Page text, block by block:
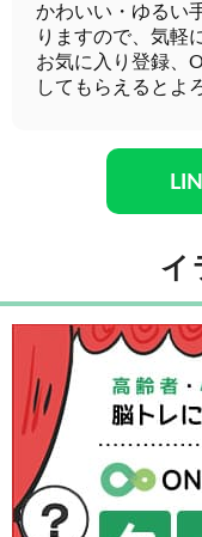
かわいい・ゆるい
りますので、気軽
お気に入り登録、
してもらえるとよ
イ